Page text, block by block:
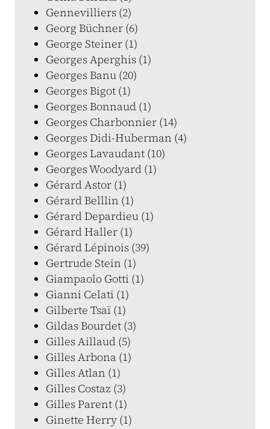
Gennevilliers (2)
Georg Büchner (6)
George Steiner (1)
Georges Aperghis (1)
Georges Banu (20)
Georges Bigot (1)
Georges Bonnaud (1)
Georges Charbonnier (14)
Georges Didi-Huberman (4)
Georges Lavaudant (10)
Georges Woodyard (1)
Gérard Astor (1)
Gérard Belllin (1)
Gérard Depardieu (1)
Gérard Haller (1)
Gérard Lépinois (39)
Gertrude Stein (1)
Giampaolo Gotti (1)
Gianni Celati (1)
Gilberte Tsaï (1)
Gildas Bourdet (3)
Gilles Aillaud (5)
Gilles Arbona (1)
Gilles Atlan (1)
Gilles Costaz (3)
Gilles Parent (1)
Ginette Herry (1)